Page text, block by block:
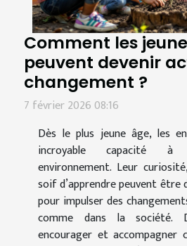
Comment les
peuvent devenir
changement ?
7 février 2026 08:16
Dès le plus jeune âge, les
incroyable capacité à
environnement. Leur
soif d’apprendre peuvent être
pour impulser des
comme dans la société.
encourager et accompagner